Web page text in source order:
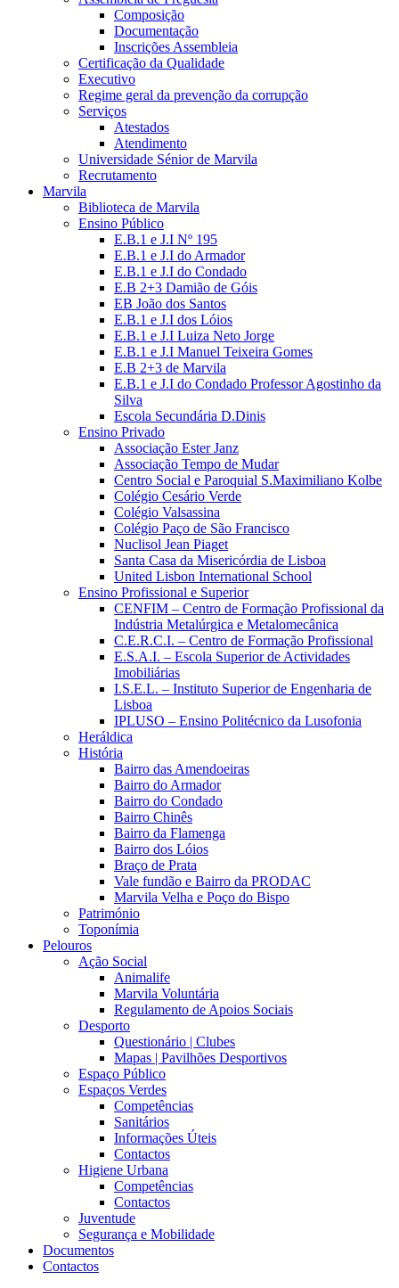
Composição
Documentação
Inscrições Assembleia
Certificação da Qualidade
Executivo
Regime geral da prevenção da corrupção
Serviços
Atestados
Atendimento
Universidade Sénior de Marvila
Recrutamento
Marvila
Biblioteca de Marvila
Ensino Público
E.B.1 e J.I Nº 195
E.B.1 e J.I do Armador
E.B.1 e J.I do Condado
E.B 2+3 Damião de Góis
EB João dos Santos
E.B.1 e J.I dos Lóios
E.B.1 e J.I Luiza Neto Jorge
E.B.1 e J.I Manuel Teixeira Gomes
E.B 2+3 de Marvila
E.B.1 e J.I do Condado Professor Agostinho da
Silva
Escola Secundária D.Dinis
Ensino Privado
Associação Ester Janz
Associação Tempo de Mudar
Centro Social e Paroquial S.Maximiliano Kolbe
Colégio Cesário Verde
Colégio Valsassina
Colégio Paço de São Francisco
Nuclisol Jean Piaget
Santa Casa da Misericórdia de Lisboa
United Lisbon International School
Ensino Profissional e Superior
CENFIM – Centro de Formação Profissional da
Indústria Metalúrgica e Metalomecânica
C.E.R.C.I. – Centro de Formação Profissional
E.S.A.I. – Escola Superior de Actividades
Imobiliárias
I.S.E.L. – Instituto Superior de Engenharia de
Lisboa
IPLUSO – Ensino Politécnico da Lusofonia
Heráldica
História
Bairro das Amendoeiras
Bairro do Armador
Bairro do Condado
Bairro Chinês
Bairro da Flamenga
Bairro dos Lóios
Braço de Prata
Vale fundão e Bairro da PRODAC
Marvila Velha e Poço do Bispo
Património
Toponímia
Pelouros
Ação Social
Animalife
Marvila Voluntária
Regulamento de Apoios Sociais
Desporto
Questionário | Clubes
Mapas | Pavilhões Desportivos
Espaço Público
Espaços Verdes
Competências
Sanitários
Informações Úteis
Contactos
Higiene Urbana
Competências
Contactos
Juventude
Segurança e Mobilidade
Documentos
Contactos